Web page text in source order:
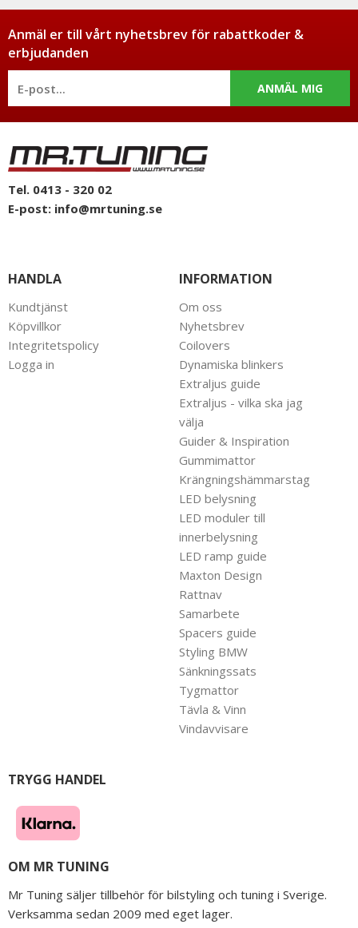
Anmäl er till vårt nyhetsbrev för rabattkoder &
erbjudanden
ANMÄL MIG
Tel. 0413 - 320 02
E-post: info@mrtuning.se
HANDLA
Kundtjänst
Köpvillkor
Integritetspolicy
Logga in
INFORMATION
Om oss
Nyhetsbrev
Coilovers
Dynamiska blinkers
Extraljus guide
Extraljus - vilka ska jag
välja
Guider & Inspiration
Gummimattor
Krängningshämmarstag
LED belysning
LED moduler till
innerbelysning
LED ramp guide
Maxton Design
Rattnav
Samarbete
Spacers guide
Styling BMW
Sänkningssats
Tygmattor
Tävla & Vinn
Vindavvisare
TRYGG HANDEL
OM MR TUNING
Mr Tuning säljer tillbehör för bilstyling och tuning i Sverige.
Verksamma sedan 2009 med eget lager.